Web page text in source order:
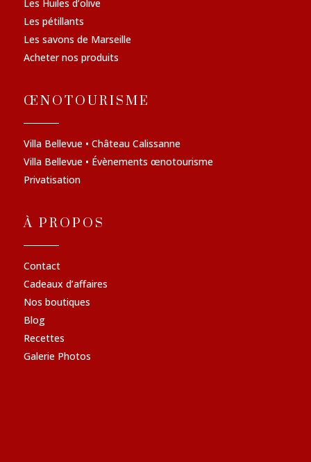
Les Huiles d’olive
Les pétillants
Les savons de Marseille
Acheter nos produits
ŒNOTOURISME
Villa Bellevue • Château Calissanne
Villa Bellevue • Évènements œnotourisme
Privatisation
À PROPOS
Contact
Cadeaux d’affaires
Nos boutiques
Blog
Recettes
Galerie Photos